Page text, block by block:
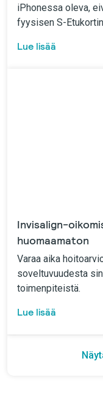
iPhonessa oleva,
fyysisen S-
Lue lisää
Invisalign-
huomaamaton
Varaa aika
soveltuvuudesta
toimenpiteistä.
Lue lisää